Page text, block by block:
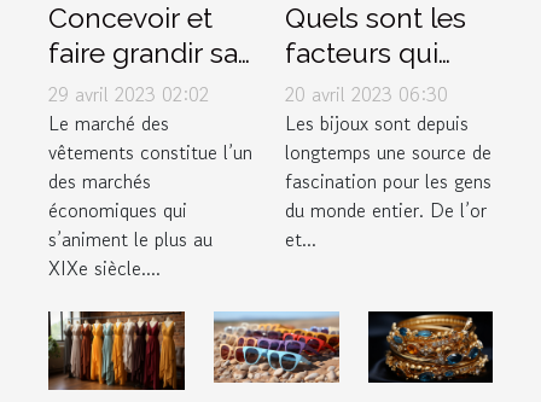
Concevoir et
faire grandir sa
marque de
vêtement
29 avril 2023 02:02
Le marché des
vêtements constitue l’un
des marchés
économiques qui
s’animent le plus au
XIXe siècle....
Quels sont les
facteurs qui
déterminent la
valeur d'un
bijou ?
20 avril 2023 06:30
Les bijoux sont depuis
longtemps une source de
fascination pour les gens
du monde entier. De l’or
et...